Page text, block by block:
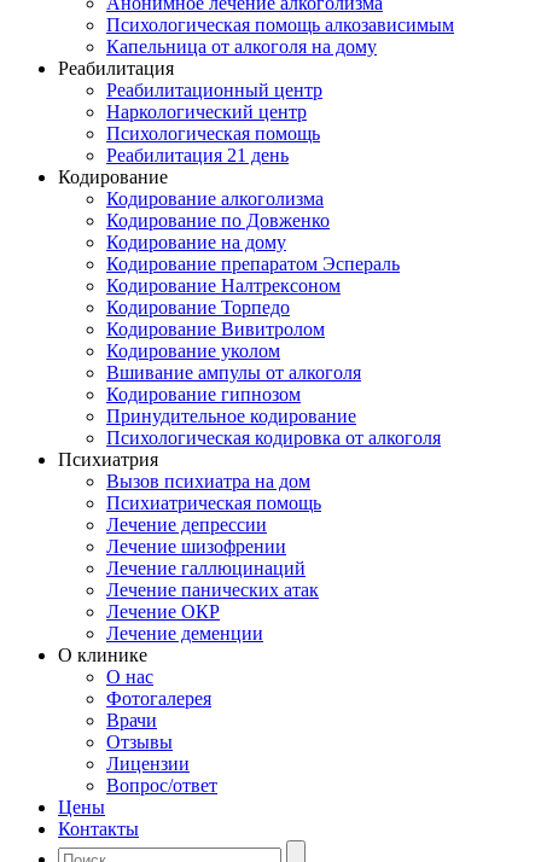
Психологическая помощь алкозависимым
Капельница от алкоголя на дому
Реабилитация
Реабилитационный центр
Наркологический центр
Психологическая помощь
Реабилитация 21 день
Кодирование
Кодирование алкоголизма
Кодирование по Довженко
Кодирование на дому
Кодирование препаратом Эспераль
Кодирование Налтрексоном
Кодирование Торпедо
Кодирование Вивитролом
Кодирование уколом
Вшивание ампулы от алкоголя
Кодирование гипнозом
Принудительное кодирование
Психологическая кодировка от алкоголя
Психиатрия
Вызов психиатра на дом
Психиатрическая помощь
Лечение депрессии
Лечение шизофрении
Лечение галлюцинаций
Лечение панических атак
Лечение ОКР
Лечение деменции
О клинике
О нас
Фотогалерея
Врачи
Отзывы
Лицензии
Вопрос/ответ
Цены
Контакты